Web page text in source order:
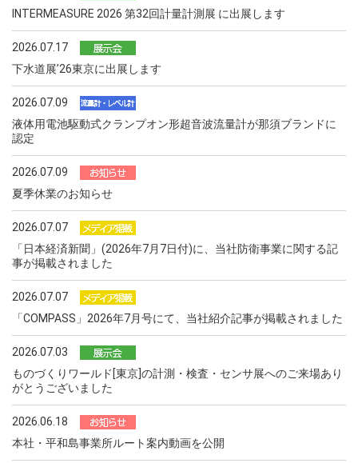
INTERMEASURE 2026 第32回計量計測展 に出展します
2026.07.17
下水道展ʼ26東京に出展します
2026.07.09
液体用電池駆動式クランプオン形超音波流量計が那須ブランドに
認定
2026.07.09
夏季休業のお知らせ
2026.07.07
「日本経済新聞」(2026年7月7日付)に、当社防衛事業に関する記
事が掲載されました
2026.07.07
「COMPASS」2026年7月号にて、当社紹介記事が掲載されました
2026.07.03
ものづくりワールド[東京]の計測・検査・センサ展へのご来場あり
がとうございました
2026.06.18
本社・平和島事業所ルート案内動画を公開